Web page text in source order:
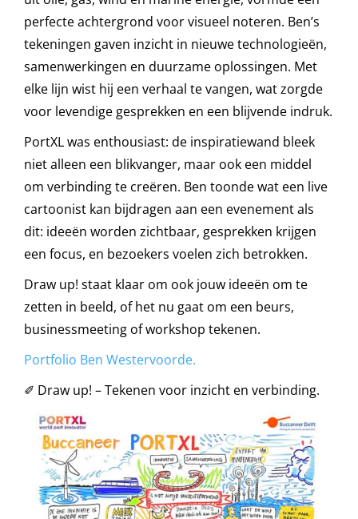
perfecte achtergrond voor visueel noteren. Ben’s
tekeningen gaven inzicht in nieuwe technologieën,
samenwerkingen en duurzame oplossingen. Met
elke lijn wist hij een verhaal te vangen, wat zorgde
voor levendige gesprekken en een blijvende indruk.
PortXL was enthousiast: de inspiratiewand bleek
niet alleen een blikvanger, maar ook een middel
om verbinding te creëren. Ben toonde wat een live
cartoonist kan bijdragen aan een evenement als
dit: ideeën worden zichtbaar, gesprekken krijgen
een focus, en bezoekers voelen zich betrokken.
Draw up! staat klaar om ook jouw ideeën om te
zetten in beeld, of het nu gaat om een beurs,
businessmeeting of workshop tekenen.
Portfolio Ben Westervoorde.
✐ Draw up! – Tekenen voor inzicht en verbinding.